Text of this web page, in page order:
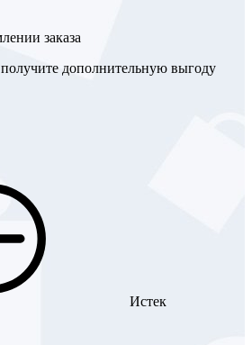
заказа
дополнительную выгоду
Истек